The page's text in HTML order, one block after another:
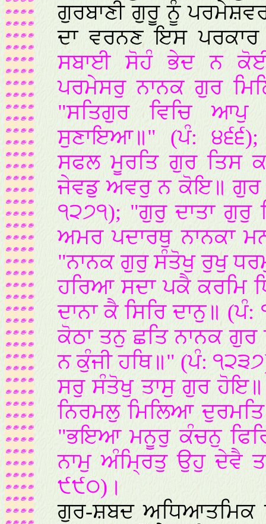
ਗੁਰਬਾਣੀ ਗੁਰੂ ਨੂੰ
ਦਾ ਵਰਨਣ ਇਸ
ਸਬਾਈ ਸੋਹੰ ਭੇਦ ਨ ਕੋਈ
ਪਰਮੇਸਰੁ ਨਾਨਕ ਗੁਰ
"ਸਤਿਗੁਰ ਵਿਚਿ
ਸੁਣਾਇਆ॥" (ਪੰ:
ਸਫਲ ਮੂਰਤਿ ਗੁਰ ਤਿਸ
ਜੇਵਡੁ ਅਵਰੁ ਨ ਕੋਇ॥ ਗੁਰ
੧੨੭੧); "ਗੁਰੁ ਦਾਤਾ
ਅਮਰ ਪਦਾਰਥੁ ਨਾਨਕਾ
"ਨਾਨਕ ਗੁਰੁ ਸੰਤੋਖੁ ਰੁਖੁ
ਹਰਿਆ ਸਦਾ ਪਕੈ ਕਰਮਿ
ਦਾਨਾ ਕੈ ਸਿਰਿ ਦਾਨੁ॥
ਕੋਠਾ ਤਨੁ ਛਤਿ ਨਾਨਕ
ਨ ਕੁੰਜੀ ਹਥਿ॥" (ਪੰ:
ਸਰੁ ਸੰਤੋਖੁ ਤਾਸੁ ਗੁਰ
ਨਿਰਮਲੁ ਮਿਲਿਆ
"ਭਇਆ ਮਨੂਰੁ ਕੰਚਨੁ
ਨਾਮੁ ਅੰਮ੍ਰਿਤੁ ਉਹੁ ਦੇਵੈ
੯੯੦)।
ਗੁਰ-ਸ਼ਬਦ ਅਧਿਆਤਮਿਕ